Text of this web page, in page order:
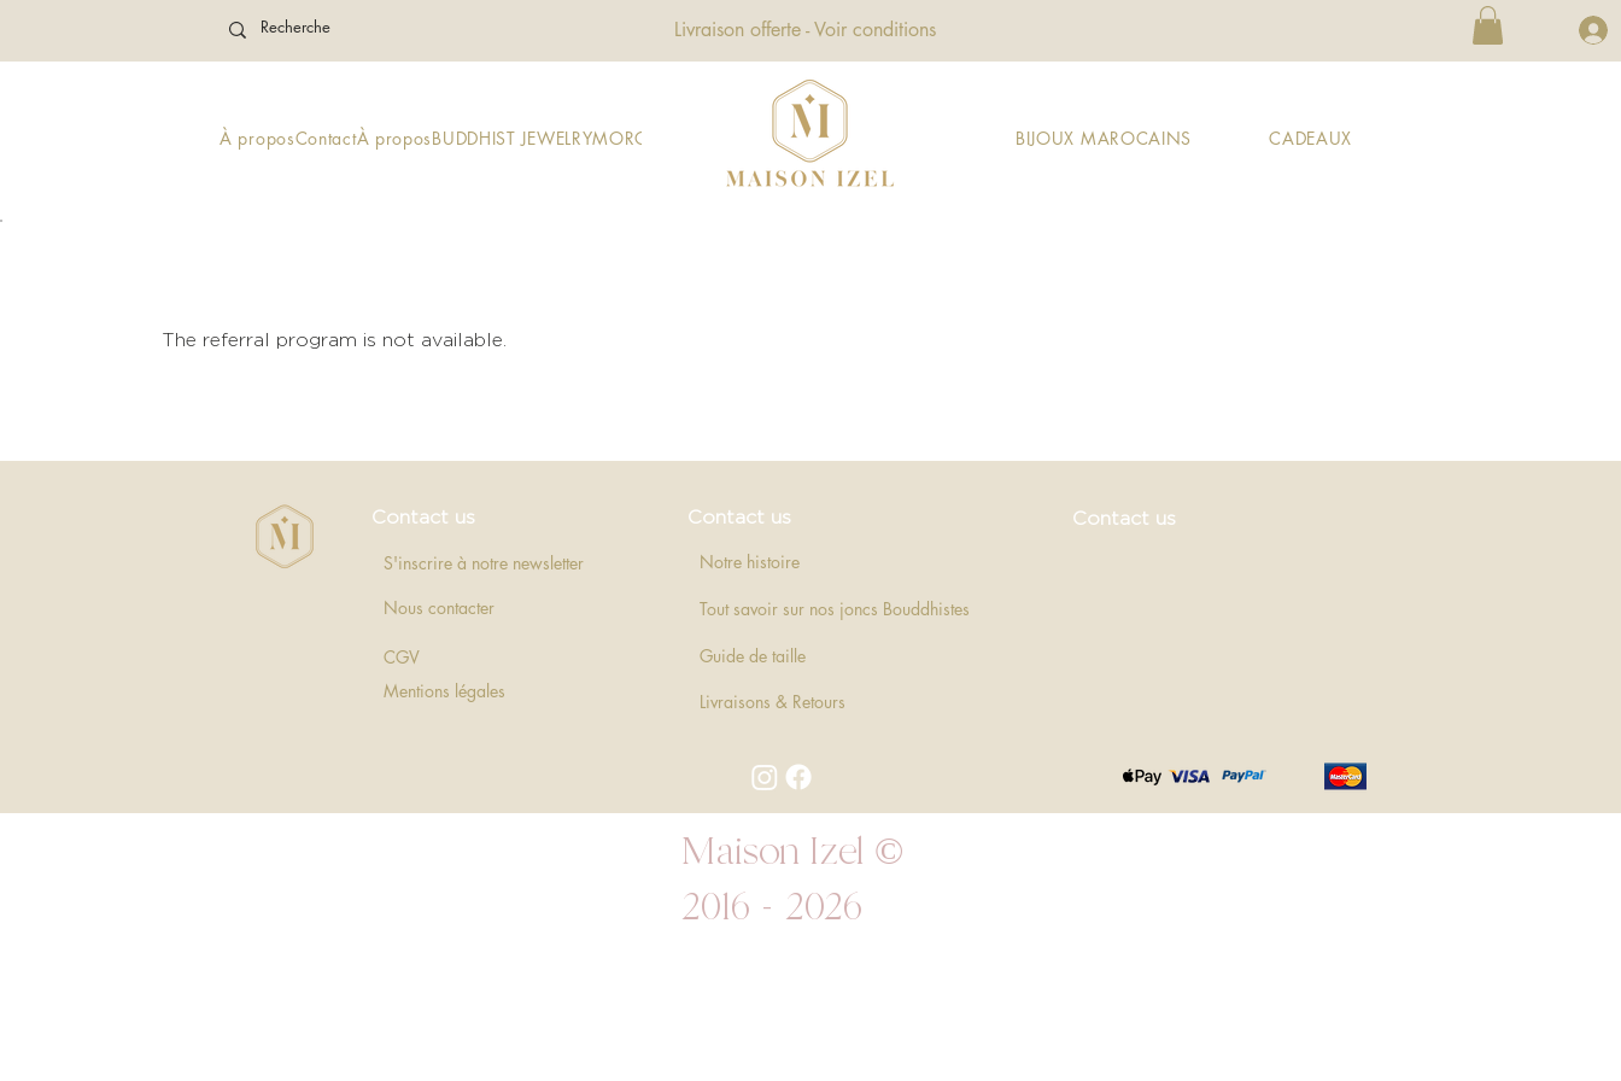
Livraison offerte - Voir conditions
À proposContactÀ proposBUDDHIST JEWELRYMOROCCAN JEWELRYGIFTS DECORATION FASHIONBIJOUX MAROCAINS CADEAUX
The referral program is not available.
Contact us
S'inscrire à notre newsletter
Nous contacter
CGV
Contact us
Livraisons & Retours
Notre histoire
Tout savoir sur nos joncs Bouddhistes
Guide de taille
Contact us
Maison Izel ©
2016 - 2026
Mentions légales